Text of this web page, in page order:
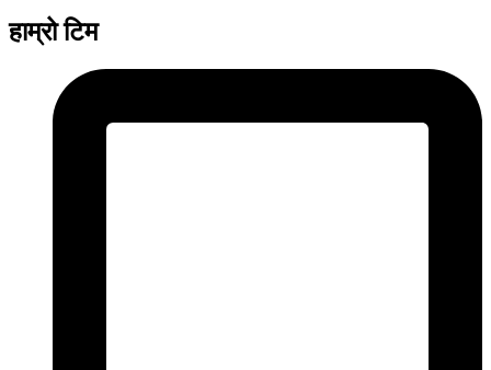
हाम्रो टिम